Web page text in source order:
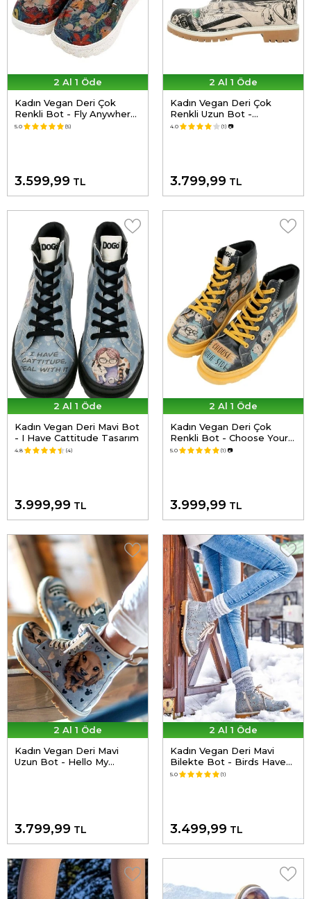
2 Al 1 Öde
Kadın Vegan Deri Çok
Renkli Bot - Fly Anywhere
Tasarım
5.0 (5)
3.599,99 TL
2 Al 1 Öde
Kadın Vegan Deri Çok
Renkli Uzun Bot -
Broadway Tasarım
4.0 (1) 📷
3.799,99 TL
2 Al 1 Öde
Kadın Vegan Deri Mavi Bot
- I Have Cattitude Tasarım
4.8 (4)
3.999,99 TL
2 Al 1 Öde
Kadın Vegan Deri Çok
Renkli Bot - Choose Your
Side Tasarım
5.0 (1) 📷
3.999,99 TL
2 Al 1 Öde
Kadın Vegan Deri Mavi
Uzun Bot - Hello My
3.799,99 TL
2 Al 1 Öde
Kadın Vegan Deri Mavi
Bilekte Bot - Birds Have
Wings Tasarım
5.0 (1)
3.499,99 TL